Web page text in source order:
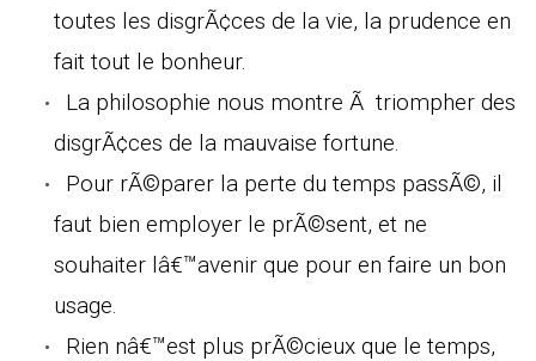
toutes les disgrÃ¢ces de la vie, la prudence en
fait tout le bonheur.
La philosophie nous montre Ã triompher des
disgrÃ¢ces de la mauvaise fortune.
Pour rÃ©parer la perte du temps passÃ©, il
faut bien employer le prÃ©sent, et ne
souhaiter lâ€™avenir que pour en faire un bon
usage.
Rien nâ€™est plus prÃ©cieux que le temps,